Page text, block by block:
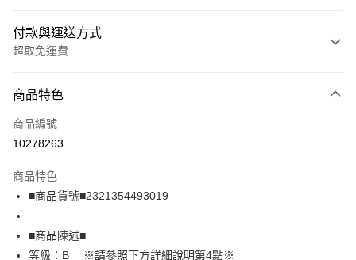
付款與運送方式
超取免運費
信用卡一次付款
超商取貨付款
Apple Pay
街口支付
悠遊付
商品特色
商品編號
10278263
商品特色
■商品貨號■2321354493019
■商品陳述■
等級：B ※請參照下方詳細說明第4點※